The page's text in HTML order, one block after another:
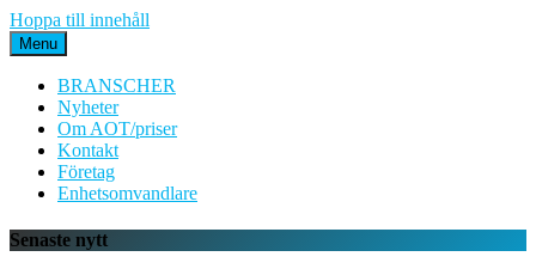
Hoppa till innehåll
Menu
BRANSCHER
Nyheter
Om AOT/priser
Kontakt
Företag
Enhetsomvandlare
Senaste nytt